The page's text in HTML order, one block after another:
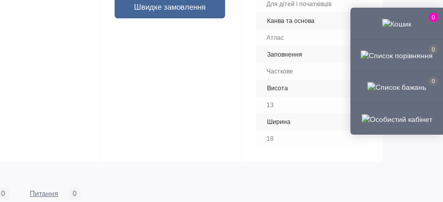
0
0
0
Швидке замовлення Для дітей і початківців
Канва та основа
Атлас
Заповнення
Часткове
Висота
13
Ширина
18
0 Питання 0